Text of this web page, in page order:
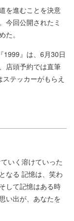
を進むことを決意
今回公開されたミ
た。
1999』は、6月30日
店頭予約では直筆
テッカーがもらえ
いく溶けていった
なる 記憶は、笑わ
して記憶はある時
い出が、あなたを